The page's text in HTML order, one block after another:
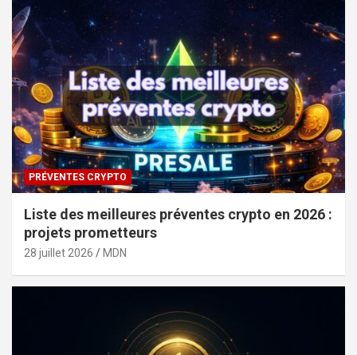
PRÉVENTES CRYPTO
Liste des meilleures préventes crypto en 2026 :
projets prometteurs
28 juillet 2026 MDN